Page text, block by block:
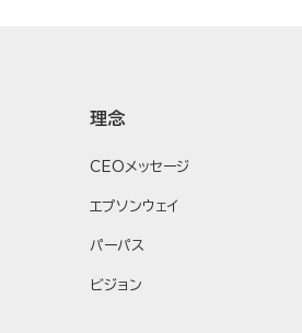
理念
CEOメッセージ
エプソンウェイ
パーパス
ビジョン